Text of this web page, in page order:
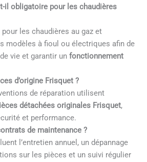
il obligatoire pour les chaudières
les chaudières au gaz et
modèles à fioul ou électriques afin de
vie et garantir unfonctionnement
d’origine Frisquet ?
de réparation utilisent
détachées originales Frisquet,
et performance.
de maintenance ?
l’entretien annuel, un dépannage
sur les pièces et un suivi régulier